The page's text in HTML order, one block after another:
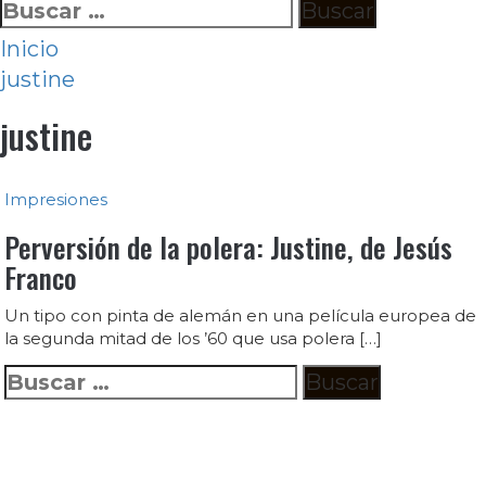
Ir
al
contenido
Buscar:
Inicio
justine
justine
Impresiones
Perversión de la polera: Justine, de Jesús
Franco
Un tipo con pinta de alemán en una película europea de
la segunda mitad de los ’60 que usa polera […]
Buscar: